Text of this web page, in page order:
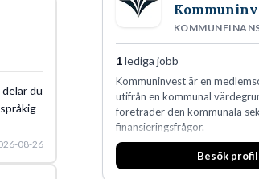
du
08-26
1lediga jobb
Kommuninvest är en
utifrån en kommunal
företräder den kommunala
finansieringsfrågor.
Besök profil